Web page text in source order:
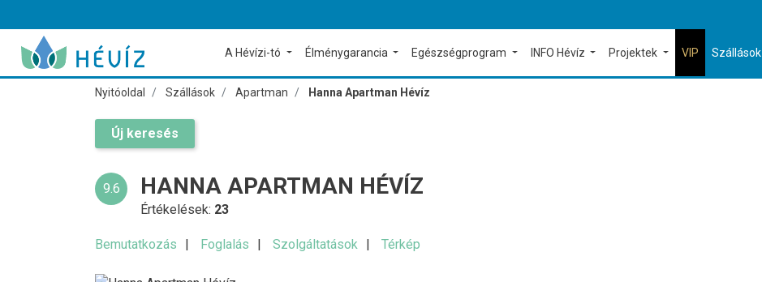
A Hévízi-tó Élménygarancia Egészségprogram INFO Hévíz Projektek VIP Szállások
Nyitóoldal Szállások Apartman Hanna Apartman Hévíz
Új keresés
9.6 HANNA APARTMAN HÉVÍZ
Értékelések: 23
Bemutatkozás Foglalás Szolgáltatások Térkép